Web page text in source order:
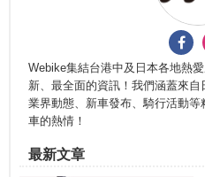
Webike集結台港中及日本各地熱
新、最全面的資訊！我們涵蓋來
業界動態、新車發布、騎行活動
車的熱情！
最新文章